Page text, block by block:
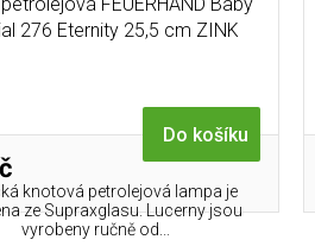
276 Eternity 25,5 cm ZINK
Do košíku
knotová petrolejová lampa je
ze Supraxglasu. Lucerny jsou
vyrobeny ručně od...